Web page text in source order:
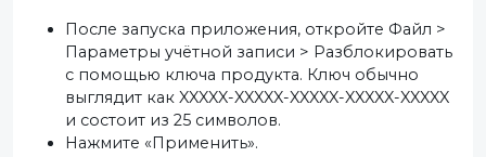
После запуска приложения, откройте Файл >
Параметры учётной записи > Разблокировать
с помощью ключа продукта. Ключ обычно
выглядит как XXXXX-XXXXX-XXXXX-XXXXX-XXXXX
и состоит из 25 символов.
Нажмите «Применить».